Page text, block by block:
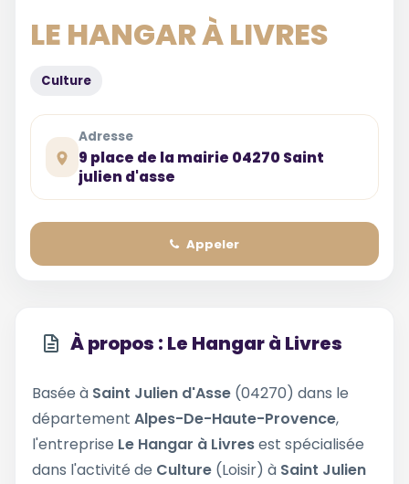
LE HANGAR À LIVRES
Culture
Adresse
9 place de la mairie 04270 Saint
julien d'asse
Appeler
À propos : Le Hangar à Livres
Basée à Saint Julien d'Asse (04270) dans le
département Alpes-De-Haute-Provence,
l'entreprise Le Hangar à Livresest spécialisée
dans l'activité de Culture (Loisir) à Saint Julien